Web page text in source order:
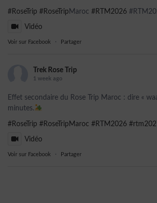
#RoseTrip #RoseTrip Maroc #RTM2026
Vidéo
Voir sur Facebook · Partager
Trek Rose Trip
1 week ago
Effet secondaire du Rose Trip Maroc : dire «
minutes.
#RoseTrip #RoseTripMaroc #RTM2026
Vidéo
Voir sur Facebook · Partager